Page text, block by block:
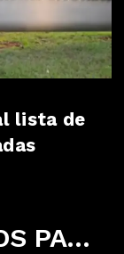
lista de
ESCUTE TÁMBEM NOS PARCEIROS ABAIXO